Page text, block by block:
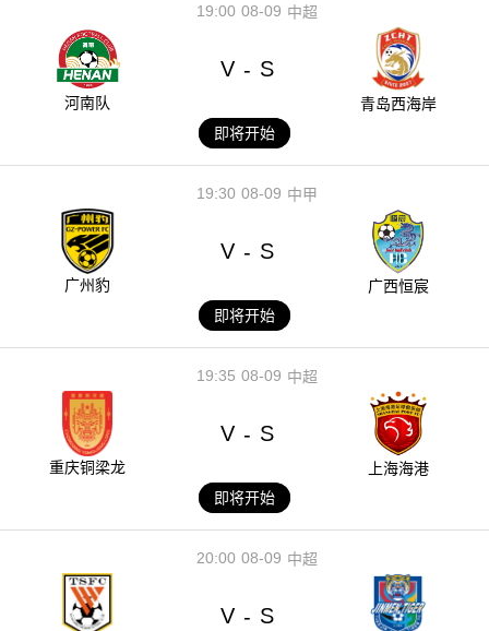
08-09
19:00 中超
河南队
V - S
青岛西海岸
即将开始
08-09
19:30 中甲
广州豹
V - S
广西恒宸
即将开始
08-09
19:35 中超
重庆铜梁龙
V - S
上海海港
即将开始
08-09
20:00 中超
V - S